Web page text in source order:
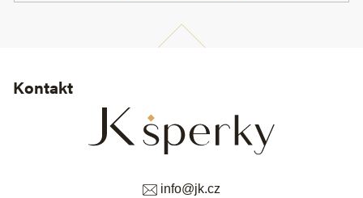
Kontakt
info@jk.cz